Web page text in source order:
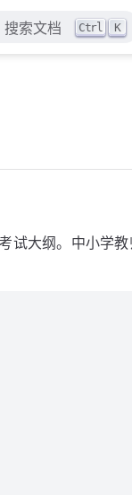
搜索文档 Ctrl K
试大纲。中小学